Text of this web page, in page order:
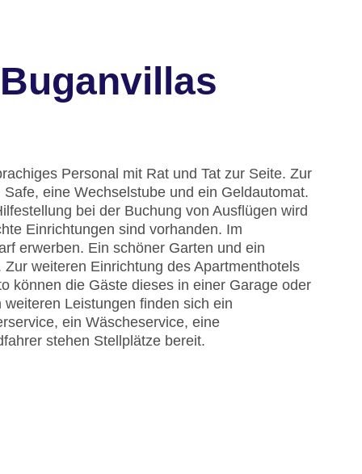
Personal mit Rat und Tat zur Seite. Zur
eine Wechselstube und ein Geldautomat.
bei der Buchung von Ausflügen wird
Einrichtungen sind vorhanden. Im
erwerben. Ein schöner Garten und ein
weiteren Einrichtung des Apartmenthotels
können die Gäste dieses in einer Garage oder
Leistungen finden sich ein
ein Wäscheservice, eine
stehen Stellplätze bereit.